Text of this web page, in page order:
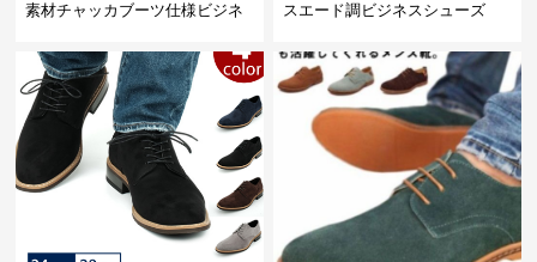
素材チャッカブーツ仕様ビジネ
スエード調ビジネスシューズ